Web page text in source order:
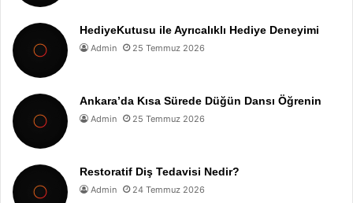
HediyeKutusu ile Ayrıcalıklı Hediye Deneyimi
Admin 25 Temmuz 2026
Ankara’da Kısa Sürede Düğün Dansı Öğrenin
Admin 25 Temmuz 2026
Restoratif Diş Tedavisi Nedir?
Admin 24 Temmuz 2026